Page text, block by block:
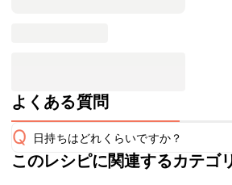
よくある質問
Q 日持ちはどれくらいですか？
保存期間は冷蔵で当日中が目安です
このレシピに関連するカテゴ